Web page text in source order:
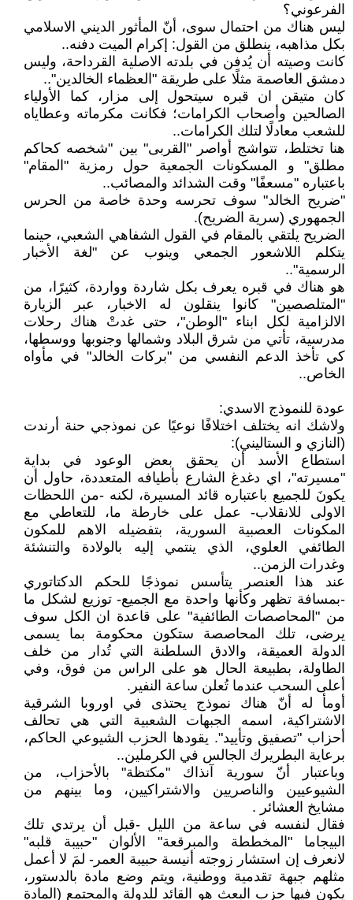
الفرعوني؟
ليس هناك من احتمال سوى، أنّ المأثور الديني الاسلامي
بكل مذاهبه، ينطلق من القول: إكرام الميت دفنه..
كانت وصيته أن يُدفن في بلدته الاصلية القرداحة، وليس
دمشق العاصمة مثلًا على طريقة "العظماء الخالدين"..
كان متيقن ان قبره سيتحول إلى مزار، كما الأولياء
الصالحين وأصحاب الكرامات؛ فكانت مكرماته وعطاياه
للشعب معادلًا لتلك الكرامات..
هنا تختلط، تتواشج أواصر "القربى" بين "شخصه كحاكم
مطلق" و المسكونات الجمعية حول رمزية "المقام"
باعتباره "مسعفًا" وقت الشدائد والمصائب..
"ضريح الخالد" سوف تحرسه وحدة خاصة من الحرس
الجمهوري (سرية الضريح).
الضريح يلتقي بالمقام في القول الشفاهي الشعبي، حينما
يتكلم اللاشعور الجمعي وينوب عن "لغة الأخبار
الرسمية"..
هو هناك في قبره يعرف بكل شاردة وواردة، كثيرًا، من
"المتلصصين" كانوا ينقلون له الاخبار، عبر الزيارة
الالزامية لكل ابناء "الوطن"، حتى غدتْ هناك رحلات
مدرسية، تأتي من شرق البلاد وشمالها وجنوبها ووسطها،
كي تأخذ الدعم النفسي من "بركات الخالد" في مأواه
الخاص..
عودة للنموذج الاسدي:
ولاشك انه يختلف اختلافًا نوعيًا عن نموذجي حنة أرندت
(النازي و الستاليني):
استطاع الأسد أن يحقق بعض الوعود في بداية
"مسيرته"، اي دغدغ الشارع بأطيافه المتعددة، حاول أن
يكونَ للجميع باعتباره قائد المسيرة، لكنه -من اللحظات
الاولى للانقلاب- عمل على خارطة ما، للتعاطي مع
المكونات العصبية السورية، بتفضيله الاهم للمكون
الطائفي العلوي، الذي ينتمي إليه بالولادة والتنشئة
وغدرات الزمن..
عند هذا العنصر يتأسس نموذجًا للحكم الدكتاتوري
-بمسافة تظهر وكأنها واحدة مع الجميع- توزيع لشكل ما
من "المحاصصات الطائفية" على قاعدة ان الكل سوف
يرضى، تلك المحاصصة ستكون محكومة بما يسمى
الدولة العميقة، والادق السلطنة التي تُدار من خلف
الطاولة، بطبيعة الحال هو على الراس من فوق، وفي
أعلى السحب عندما تُعلن ساعة النفير.
أومأ له أنّ هناك نموذج يحتذى في اوروبا الشرقية
الاشتراكية، اسمه الجبهات الشعبية التي هي تحالف
أحزاب "تصفيق وتأييد". يقودها الحزب الشيوعي الحاكم،
برعاية البطريرك الجالس في الكرملين..
وباعتبار أنّ سورية آنذاك "مكتظة" بالأحزاب، من
الشيوعيين والناصريين والاشتراكيين، وما بينهم من
مشايخ العشائر .
فقال لنفسه في ساعة من الليل -قبل أن يرتدي تلك
البيجاما "المخططة والمبرقعة" الألوان "حبيبة قلبه"
لانعرف إن استشار زوجته أنيسة حبيبة العمر- لمَ لا أعمل
مثلهم جبهة تقدمية ووطنية، ويتم وضع مادة بالدستور،
يكون فيها حزب البعث هو القائد للدولة والمجتمع (المادة